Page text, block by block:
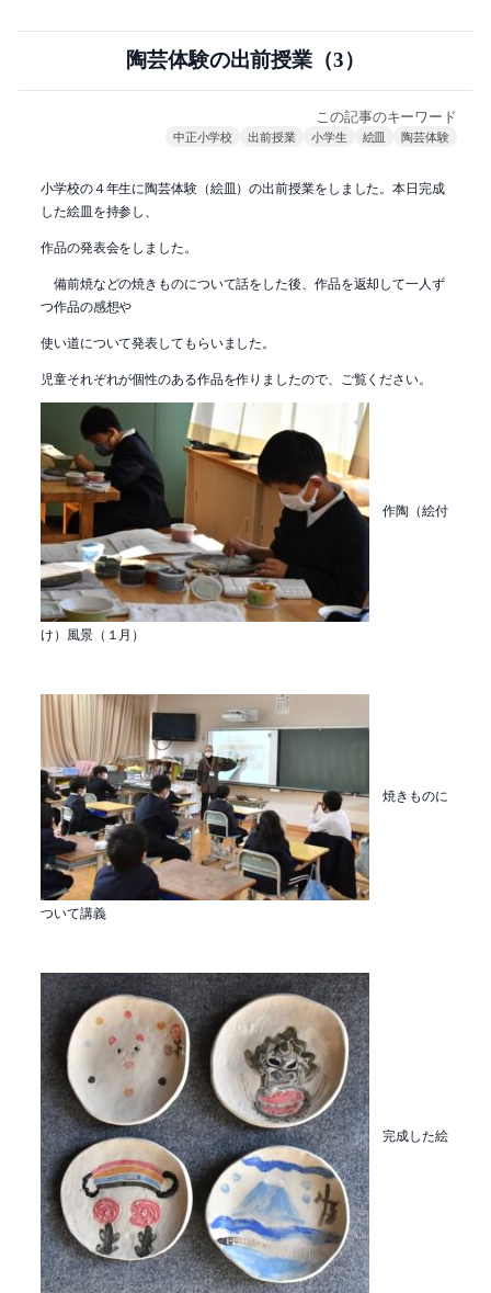
陶芸体験の出前授業（3）
この記事のキーワード
中正小学校 出前授業 小学生 絵皿 陶芸体験
小学校の４年生に陶芸体験（絵皿）の出前授業をしました。本日完成
した絵皿を持参し、
作品の発表会をしました。
備前焼などの焼きものについて話をした後、作品を返却して一人ず
つ作品の感想や
使い道について発表してもらいました。
児童それぞれが個性のある作品を作りましたので、ご覧ください。
作陶（絵付
け）風景（１月）
焼きものに
ついて講義
完成した絵